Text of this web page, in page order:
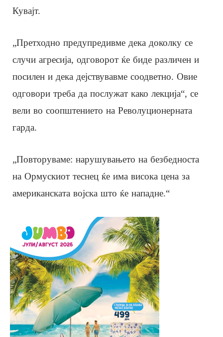
Кувајт.
„Претходно предупредивме дека доколку се
случи агресија, одговорот ќе биде различен и
посилен и дека дејствувавме соодветно. Овие
одговори треба да послужат како лекција“, се
вели во соопштението на Револуционерната
гарда.
„Повторуваме: нарушувањето на безбедноста
на Ормускиот теснец ќе има висока цена за
американската војска што ќе нападне.“